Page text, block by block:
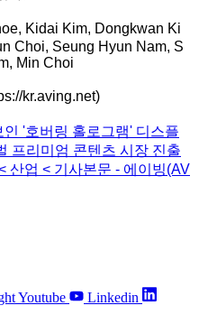
Kidai Kim, Dongkwan Ki
Choi, Seung Hyun Nam, S
Min Choi
kr.aving.net)
'호버링 홀로그램' 디스플
프리미엄 콘텐츠 시장 진출
산업 < 기사본문 - 에이빙(AV
Youtube Linkedin